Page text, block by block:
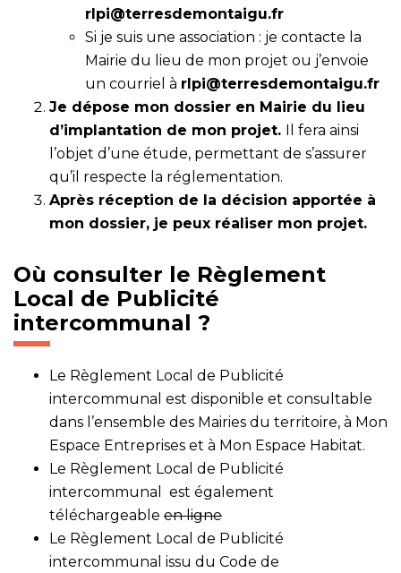
rlpi@terresdemontaigu.fr
Si je suis une association : je contacte la
Mairie du lieu de mon projet ou j’envoie
un courriel à rlpi@terresdemontaigu.fr
Je dépose mon dossier en Mairie du lieu
d’implantation de mon projet. Il fera ainsi
l’objet d’une étude, permettant de s’assurer
qu’il respecte la réglementation.
Après réception de la décision apportée à
mon dossier, je peux réaliser mon projet.
Où consulter le Règlement
Local de Publicité
intercommunal ?
Le Règlement Local de Publicité
intercommunal est disponible et consultable
dans l’ensemble des Mairies du territoire, à Mon
Espace Entreprises et à Mon Espace Habitat.
Le Règlement Local de Publicité
intercommunal est également
téléchargeable en ligne
Le Règlement Local de Publicité
intercommunal issu du Code de